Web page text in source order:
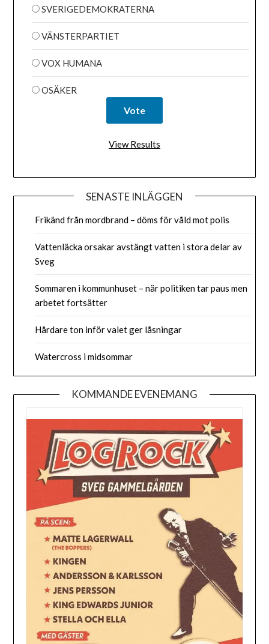
SVERIGEDEMOKRATERNA
VÄNSTERPARTIET
VOX HUMANA
OSÄKER
View Results
SENASTE INLÄGGEN
Frikänd från mordbrand – döms för våld mot polis
Vattenläcka orsakar avstängt vatten i stora delar av
Sveg
Sommaren i kommunhuset – när politiken tar paus men
arbetet fortsätter
Hårdare ton inför valet ger låsningar
Watercross i midsommar
KOMMANDE EVENEMANG